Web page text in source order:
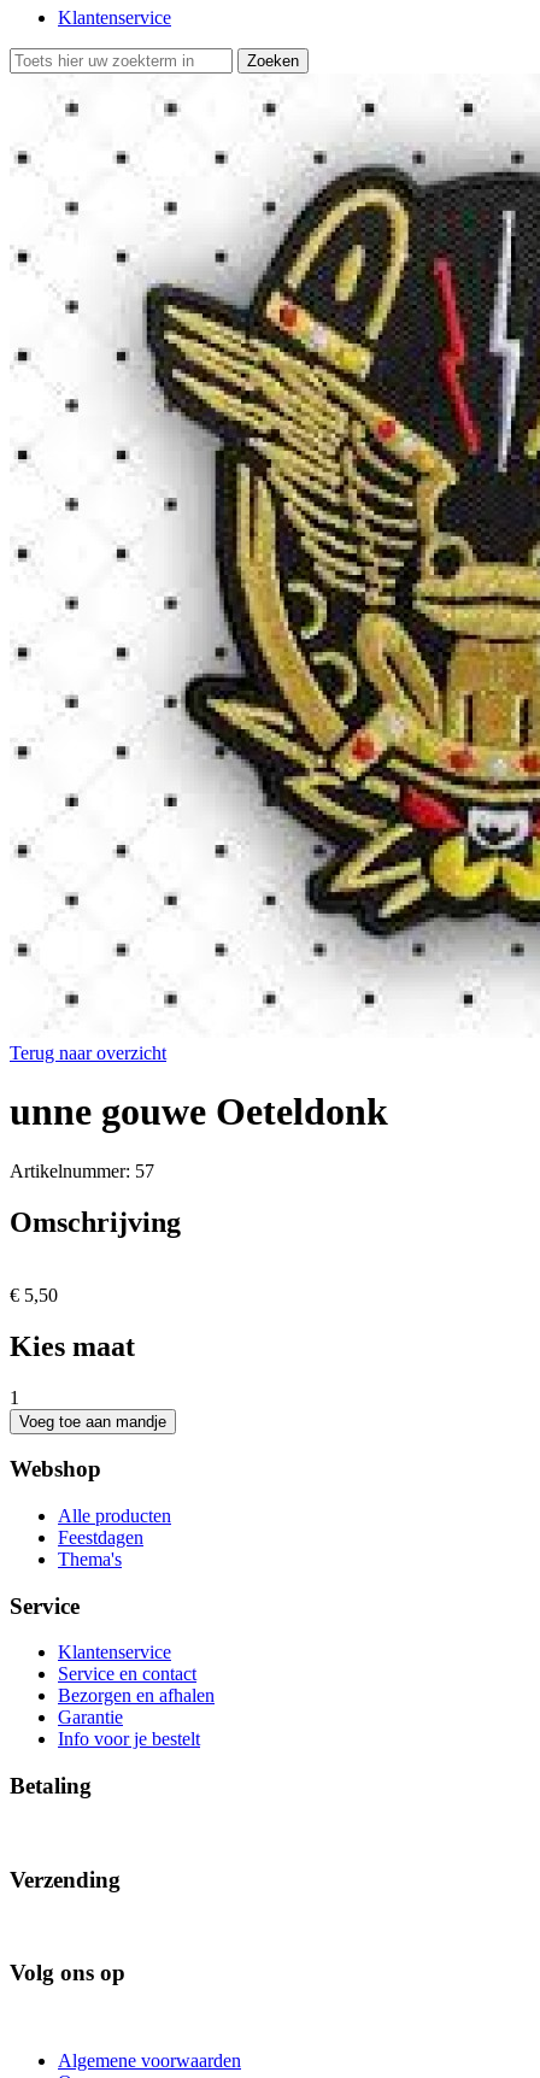
Klantenservice
Terug naar overzicht
unne gouwe Oeteldonk
Artikelnummer: 57
Omschrijving
€ 5,50
Kies maat
1
Webshop
Alle producten
Feestdagen
Thema's
Service
Klantenservice
Service en contact
Bezorgen en afhalen
Garantie
Info voor je bestelt
Betaling
Verzending
Volg ons op
Algemene voorwaarden